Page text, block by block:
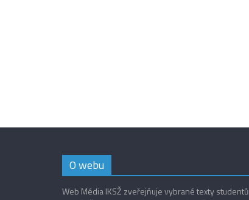
O webu
Web Média IKSŽ zveřejňuje vybrané texty studentů